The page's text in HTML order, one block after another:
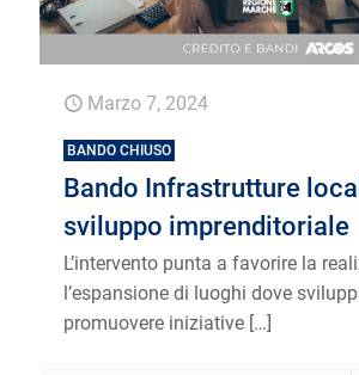
Marzo 7, 2024
BANDO CHIUSO
Bando Infrastrutture
sviluppo imprenditoriale
L’intervento punta a favorire la
l’espansione di luoghi dove
promuovere iniziative […]